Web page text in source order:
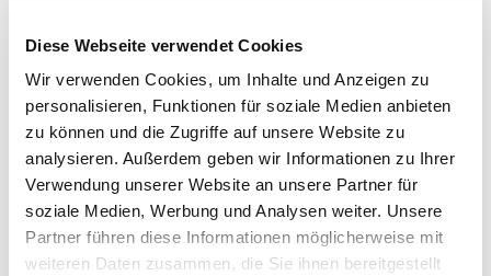
Diese Webseite verwendet Cookies
Wir verwenden Cookies, um Inhalte und Anzeigen zu
personalisieren, Funktionen für soziale Medien anbieten
zu können und die Zugriffe auf unsere Website zu
analysieren. Außerdem geben wir Informationen zu Ihrer
Verwendung unserer Website an unsere Partner für
soziale Medien, Werbung und Analysen weiter. Unsere
Partner führen diese Informationen möglicherweise mit
weiteren Daten zusammen, die Sie ihnen bereitgestellt
Juli 2026(1)
April 2026
März 2026(2)
Dezember 2025(1)
November 2025(1)
August 2025(1)
Juli 2025(1)